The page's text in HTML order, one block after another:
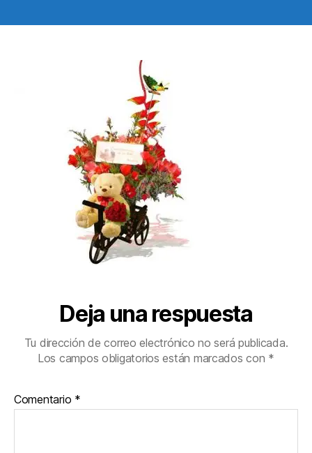
Deja una respuesta
Tu dirección de correo electrónico no será publicada.
Los campos obligatorios están marcados con *
Comentario *